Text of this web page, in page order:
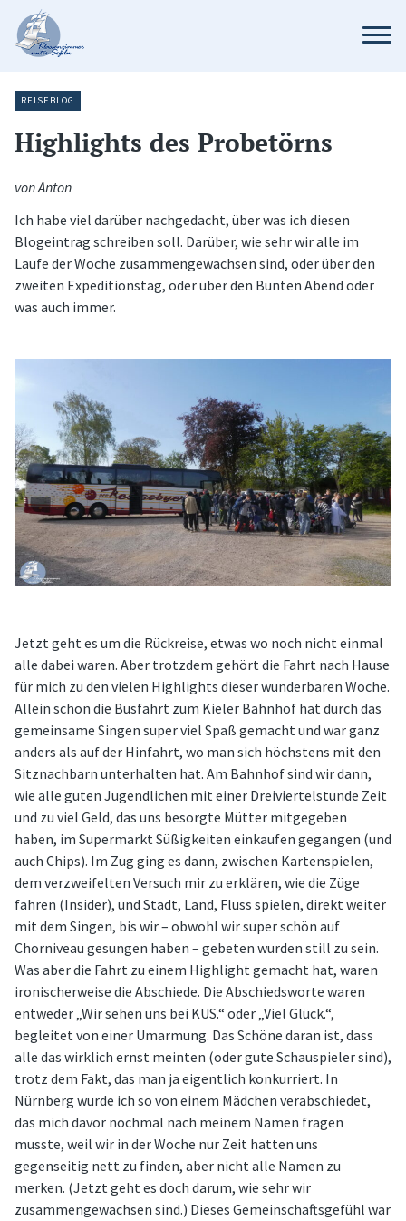
REISEBLOG
Highlights des Probetörns
von Anton
Ich habe viel darüber nachgedacht, über was ich diesen
Blogeintrag schreiben soll. Darüber, wie sehr wir alle im
Laufe der Woche zusammengewachsen sind, oder über den
zweiten Expeditionstag, oder über den Bunten Abend oder
was auch immer.
Jetzt geht es um die Rückreise, etwas wo noch nicht einmal
alle dabei waren. Aber trotzdem gehört die Fahrt nach Hause
für mich zu den vielen Highlights dieser wunderbaren Woche.
Allein schon die Busfahrt zum Kieler Bahnhof hat durch das
gemeinsame Singen super viel Spaß gemacht und war ganz
anders als auf der Hinfahrt, wo man sich höchstens mit den
Sitznachbarn unterhalten hat. Am Bahnhof sind wir dann,
wie alle guten Jugendlichen mit einer Dreiviertelstunde Zeit
und zu viel Geld, das uns besorgte Mütter mitgegeben
haben, im Supermarkt Süßigkeiten einkaufen gegangen (und
auch Chips). Im Zug ging es dann, zwischen Kartenspielen,
dem verzweifelten Versuch mir zu erklären, wie die Züge
fahren (Insider), und Stadt, Land, Fluss spielen, direkt weiter
mit dem Singen, bis wir – obwohl wir super schön auf
Chorniveau gesungen haben – gebeten wurden still zu sein.
Was aber die Fahrt zu einem Highlight gemacht hat, waren
ironischerweise die Abschiede. Die Abschiedsworte waren
entweder „Wir sehen uns bei KUS.“ oder „Viel Glück.“,
begleitet von einer Umarmung. Das Schöne daran ist, dass
alle das wirklich ernst meinten (oder gute Schauspieler sind),
trotz dem Fakt, das man ja eigentlich konkurriert. In
Nürnberg wurde ich so von einem Mädchen verabschiedet,
das mich davor nochmal nach meinem Namen fragen
musste, weil wir in der Woche nur Zeit hatten uns
gegenseitig nett zu finden, aber nicht alle Namen zu
merken. (Jetzt geht es doch darum, wie sehr wir
zusammengewachsen sind.) Dieses Gemeinschaftsgefühl war